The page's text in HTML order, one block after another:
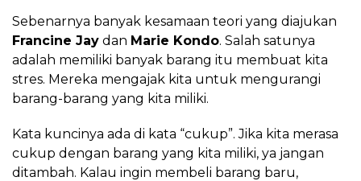
Sebenarnya banyak kesamaan teori yang diajukan
Francine Jay dan Marie Kondo. Salah satunya
adalah memiliki banyak barang itu membuat kita
stres. Mereka mengajak kita untuk mengurangi
barang-barang yang kita miliki.
Kata kuncinya ada di kata “cukup”. Jika kita merasa
cukup dengan barang yang kita miliki, ya jangan
ditambah. Kalau ingin membeli barang baru,